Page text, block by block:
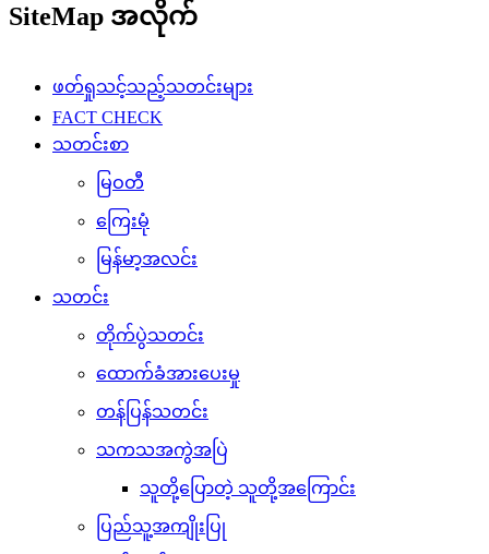
SiteMap အလိုက်
ဖတ်ရှုသင့်သည့်သတင်းများ
FACT CHECK
သတင်းစာ
မြဝတီ
ကြေးမုံ
မြန်မာ့အလင်း
သတင်း
တိုက်ပွဲသတင်း
ထောက်ခံအားပေးမှု
တန်ပြန်သတင်း
သကသအကွဲအပြဲ
သူတို့ပြောတဲ့ သူတို့အကြောင်း
ပြည်သူ့အကျိုးပြု